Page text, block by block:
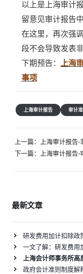
以上是上海审计
留意见审计报告
在这里，再次强
段不会导致发表
下期预告：
上海
事项
上海审计报告 审计准
文
章
导
上一篇：
上海审计报告
下一篇：
上海审计报告
最新文章
研发费用加计扣除政
一文了解：研发费用
上海会计师事务所高
政府会计准则制度解